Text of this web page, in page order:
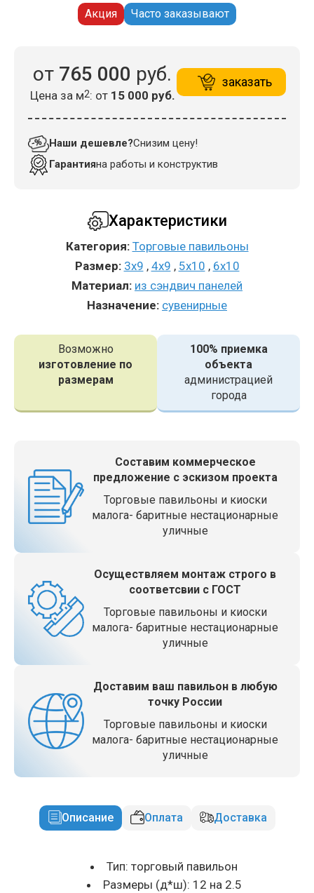
Акция Часто заказывают
от 765 000 руб.
Цена за м2: от 15 000 руб.
заказать
Наши дешевле?Снизим цену!
Гарантияна работы и конструктив
Характеристики
Категория: Торговые павильоны
Размер: 3x9 , 4x9 , 5x10 , 6x10
Материал: из сэндвич панелей
Назначение: сувенирные
Возможно
изготовление по
размерам
100% приемка
объекта
администрацией
города
Составим коммерческое
предложение с эскизом проекта
Торговые павильоны и киоски
малога- баритные нестационарные
уличные
Осуществляем монтаж строго в
соответсвии с ГОСТ
Торговые павильоны и киоски
малога- баритные нестационарные
уличные
Доставим ваш павильон в любую
точку России
Торговые павильоны и киоски
малога- баритные нестационарные
уличные
Описание Оплата Доставка
Тип: торговый павильон
Размеры (д*ш): 12 на 2.5